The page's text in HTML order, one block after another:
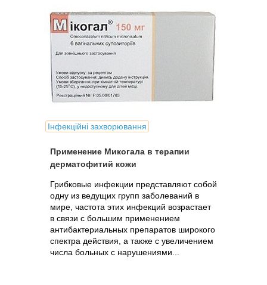
Інфекційні захворювання
Применение Микогала в терапии
дерматофитий кожи
Грибковые инфекции представляют собой
одну из ведущих групп заболеваний в
мире, частота этих инфекций возрастает
в связи с большим применением
антибактериальных препаратов широкого
спектра действия, а также с увеличением
числа больных с нарушениями...